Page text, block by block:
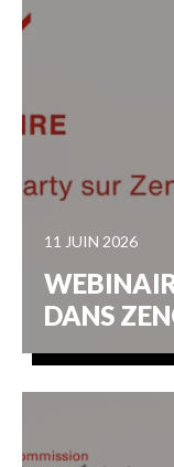
11 JUIN 2026
DANS